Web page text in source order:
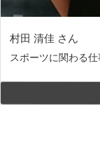
村田 清佳 さん
スポーツに関わる